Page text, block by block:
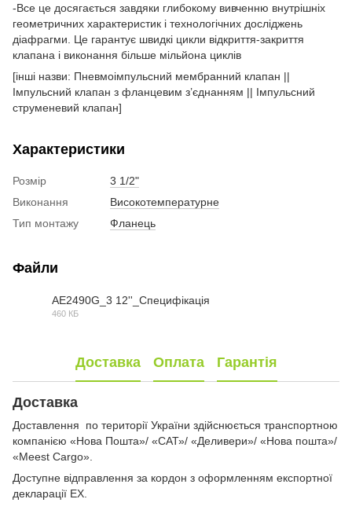
-Все це досягається завдяки глибокому вивченню внутрішніх
геометричних характеристик і технологічних досліджень
діафрагми. Це гарантує швидкі цикли відкриття-закриття
клапана і виконання більше мільйона циклів
[інші назви: Пневмоімпульсний мембранний клапан ||
Імпульсний клапан з фланцевим з’єднанням || Імпульсний
струменевий клапан]
Характеристики
Розмір
3 1/2"
Виконання
Високотемпературне
Тип монтажу
Фланець
Файли
AE2490G_3 12''_Специфікація
460 КБ
Доставка Оплата Гарантія
Доставка
Доставлення по території України здійснюється транспортною
компанією «Нова Пошта»/ «САТ»/ «Деливери»/ «Нова пошта»/
«Meest Cargo».
Доступне відправлення за кордон з оформленням експортної
декларації EX.